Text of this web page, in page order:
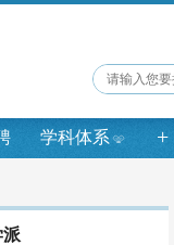
学科体系 +
派